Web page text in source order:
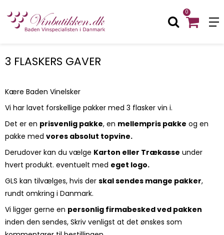
0
3 FLASKERS GAVER
Kære Baden Vinelsker
Vi har lavet forskellige pakker med 3 flasker vin i.
Det er en prisvenlig pakke, en mellempris pakke og en
pakke med vores absolut topvine.
Derudover kan du vælge Karton eller Trækasse under
hvert produkt. eventuelt med eget logo.
GLS kan tilvælges, hvis der skal sendes mange pakker,
rundt omkring i Danmark.
Vi ligger gerne en personlig firmabesked ved pakken
inden den sendes, Skriv venligst at det ønskes som